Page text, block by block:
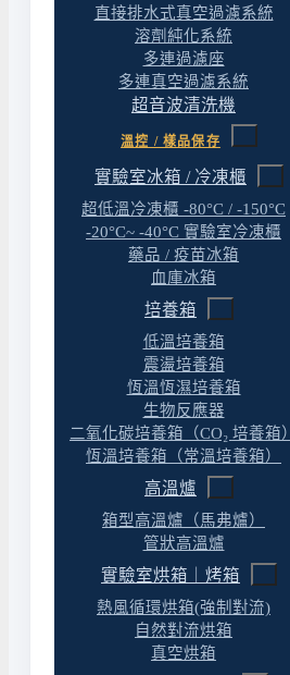
直接排水式真空過濾系統
溶劑純化系統
多連過濾座
多連真空過濾系統
超音波清洗機
溫控 / 樣品保存
實驗室冰箱 / 冷凍櫃
超低溫冷凍櫃 -80°C / -150°C
-20°C~ -40°C 實驗室冷凍櫃
藥品 / 疫苗冰箱
血庫冰箱
培養箱
低溫培養箱
震盪培養箱
恆溫恆濕培養箱
生物反應器
二氧化碳培養箱（CO₂ 培養箱）
恆溫培養箱（常溫培養箱）
高溫爐
箱型高溫爐（馬弗爐）
管狀高溫爐
實驗室烘箱｜烤箱
熱風循環烘箱(強制對流)
自然對流烘箱
真空烘箱